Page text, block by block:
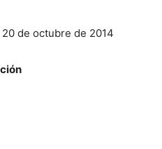
de octubre de 2014